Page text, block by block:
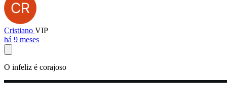
Cristiano VIP
há 9 meses
O infeliz é corajoso